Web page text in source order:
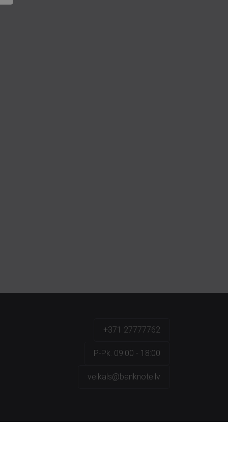
+371 27777762
P.-Pk. 09:00 - 18:00
veikals@banknote.lv